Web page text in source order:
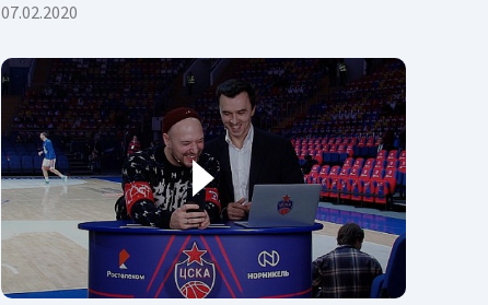
07.02.2020